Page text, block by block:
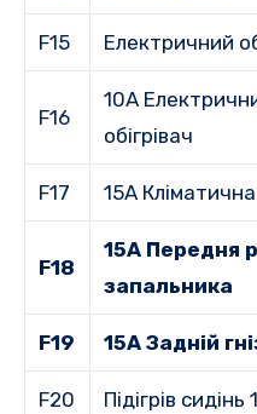
F15 Електричний
F16
10A
обігрівач
F17 15A
F18
15A Передня
запальника
F19 15A Задній
F20 Підігрів сидінь